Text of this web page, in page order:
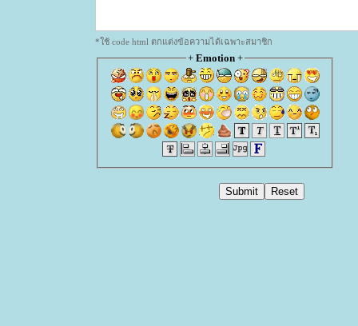
*ใช้ code html ตกแต่งข้อความได้เฉพาะสมาชิก
+ Emotion+